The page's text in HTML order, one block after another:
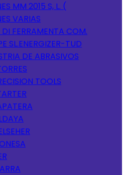
MM 2015 S, L. (
VARIAS
FERRAMENTA COM.
SL.ENERGIZER-TUD
DE ABRASIVOS
TOOLS